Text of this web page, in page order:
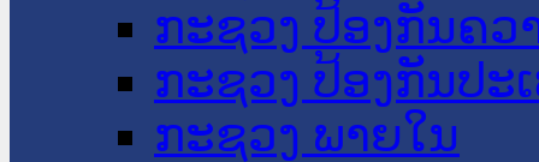
ກະຊວງ ປ້ອງກັນຄວ
ກະຊວງ ປ້ອງກັນປະ
ກະຊວງ ພາຍໃນ